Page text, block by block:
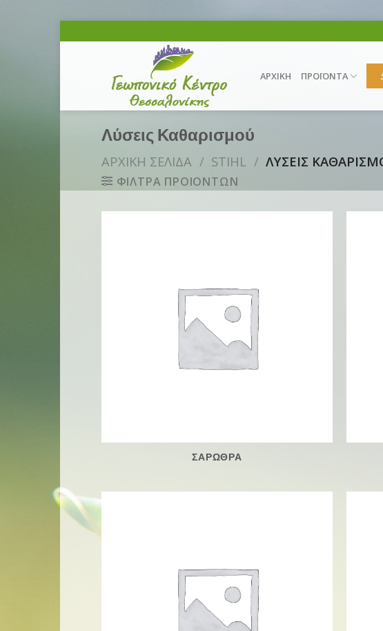
to
ΑΡΧΙΚΗ ΠΡΟΪΟΝΤΑ
Λύσεις Καθαρισμού
ΑΡΧΙΚΗ ΣΕΛΙΔΑ / STIHL / ΛΥΣΕΙΣ
ΦΙΛΤΡΑ ΠΡΟΙΟΝΤΩΝ
ΣΑΡΩΘΡΑ